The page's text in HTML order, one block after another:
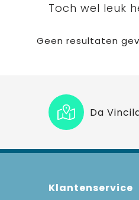
Toch wel leuk
Geen resultaten
Da
Klantenservice